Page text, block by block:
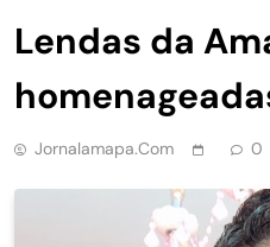
Lendas da
Jornalamapa.com 0